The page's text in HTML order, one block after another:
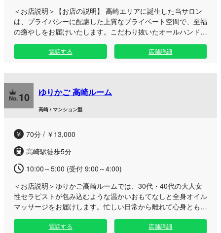
＜お店説明＞ 【お店の説明】 高崎エリアに誕生した当サロン
は、プライバシーに配慮した上質なプライベート空間で、至福
の癒やしをお届けいたします。こだわり抜いたオールハンドの
アロマエステにより、お仕事帰りや日常の疲れを深く包み込
み、心身ともに軽やかな状態へと導きます。 厳正な基準をク
サロンでのひとときはもちろん、ご自宅やご宿泊先ホテルへの
訪問対応も可能です。静かに癒やされたい大人の方や、お出か
けの合間・お仕事帰りにリフレッシュしたい方に最適です。ま
ごころ込めた上質なおもてなしを、ぜひご体感ください。
電話する 店舗詳細
10 ゆりかご 高崎ルーム
高崎 / マンション型
70分 / ￥13,000
高崎駅徒歩5分
10:00～5:00 (受付 9:00～4:00)
＜お店説明＞ ゆりかご高崎ルームでは、30代・40代の大人女
性セラピストが包み込むような温かいおもてなしと全身オイル
マッサージをお届けします。忙しい日常から離れて心身ともに
解き放たれる至福の時間をお過ごしください。 高崎駅徒歩圏
内のマンションに佇む完全個室のプライベート空間は、お仕事
電話する 店舗詳細